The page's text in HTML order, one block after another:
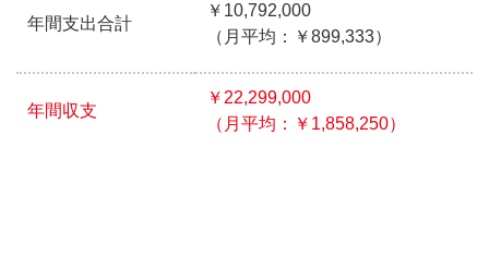
年間支出合計
￥10,792,000
（月平均：￥899,333）
年間収支
￥22,299,000
（月平均：￥1,858,250）